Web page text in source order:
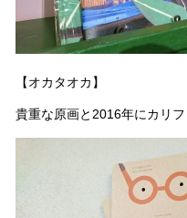
【オカタオカ】
貴重な原画と2016年にカリ